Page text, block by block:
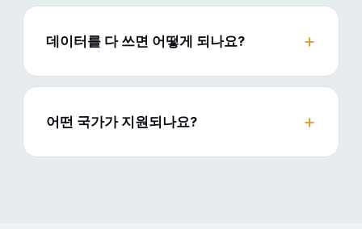
데이터를 다 쓰면 어떻게 되나요?
어떤 국가가 지원되나요?